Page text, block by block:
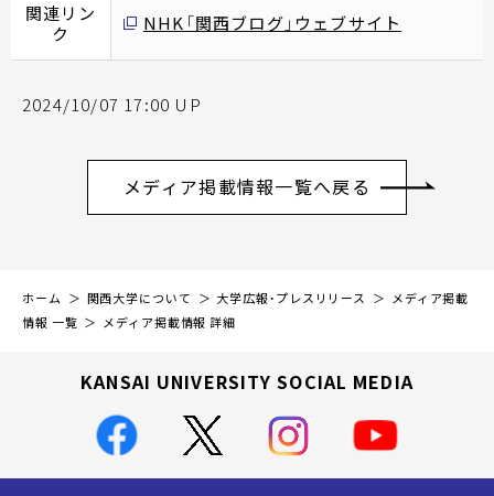
関連リン
ク
NHK「関西ブログ」ウェブサイト
2024/10/07 17:00 UP
メディア掲載情報一覧へ戻る
ホーム 関西大学について 大学広報・プレスリリース
メディア掲載
情報 一覧
メディア掲載情報 詳細
KANSAI UNIVERSITY SOCIAL MEDIA